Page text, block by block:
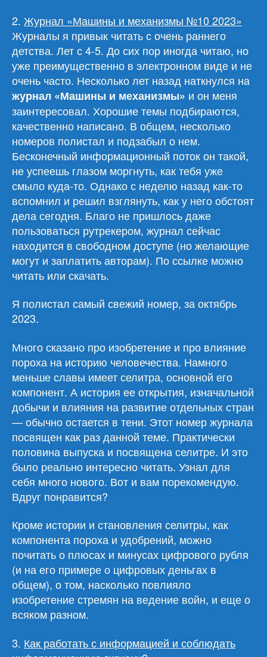
2. Журнал «Машины и механизмы №10 2023»
Журналы я привык читать с очень раннего
детства. Лет с 4-5. До сих пор иногда читаю, но
уже преимущественно в электронном виде и не
очень часто. Несколько лет назад наткнулся на
журнал «Машины и механизмы» и он меня
заинтересовал. Хорошие темы подбираются,
качественно написано. В общем, несколько
номеров полистал и подзабыл о нем.
Бесконечный информационный поток он такой,
не успеешь глазом моргнуть, как тебя уже
смыло куда-то. Однако с неделю назад как-то
вспомнил и решил взглянуть, как у него обстоят
дела сегодня. Благо не пришлось даже
пользоваться рутрекером, журнал сейчас
находится в свободном доступе (но желающие
могут и заплатить авторам). По ссылке можно
читать или скачать.
Я полистал самый свежий номер, за октябрь
2023.
Много сказано про изобретение и про влияние
пороха на историю человечества. Намного
меньше славы имеет селитра, основной его
компонент. А история ее открытия, изначальной
добычи и влияния на развитие отдельных стран
— обычно остается в тени. Этот номер журнала
посвящен как раз данной теме. Практически
половина выпуска и посвящена селитре. И это
было реально интересно читать. Узнал для
себя много нового. Вот и вам порекомендую.
Вдруг понравится?
Кроме истории и становления селитры, как
компонента пороха и удобрений, можно
почитать о плюсах и минусах цифрового рубля
(и на его примере о цифровых деньгах в
общем), о том, насколько повлияло
изобретение стремян на ведение войн, и еще о
всяком разном.
3. Как работать с информацией и соблюдать